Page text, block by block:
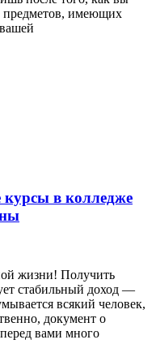
предметов, имеющих
курсы в колледже
жизни! Получить
стабильный доход —
всякий человек,
документ о
вами много